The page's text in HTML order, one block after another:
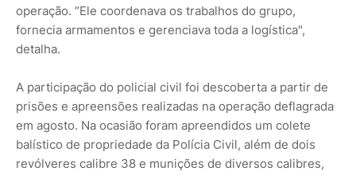
operação. “Ele coordenava os trabalhos do grupo,
fornecia armamentos e gerenciava toda a logística",
detalha.
A participação do policial civil foi descoberta a partir de
prisões e apreensões realizadas na operação deflagrada
em agosto. Na ocasião foram apreendidos um colete
balístico de propriedade da Polícia Civil, além de dois
revólveres calibre 38 e munições de diversos calibres,